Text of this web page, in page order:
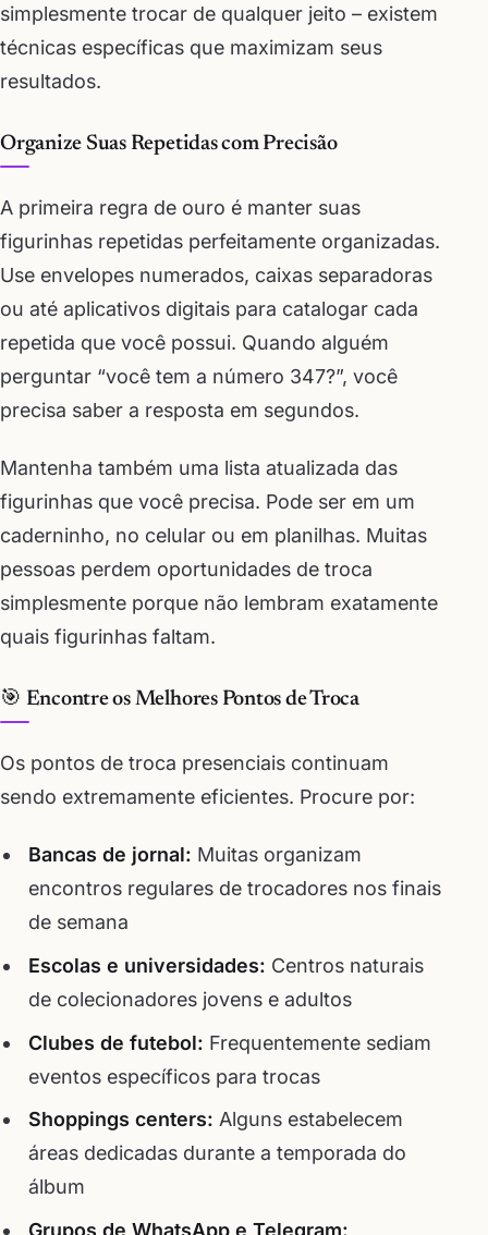
simplesmente trocar de qualquer jeito – existem
técnicas específicas que maximizam seus
resultados.
Organize Suas Repetidas com Precisão
A primeira regra de ouro é manter suas
figurinhas repetidas perfeitamente organizadas.
Use envelopes numerados, caixas separadoras
ou até aplicativos digitais para catalogar cada
repetida que você possui. Quando alguém
perguntar “você tem a número 347?”, você
precisa saber a resposta em segundos.
Mantenha também uma lista atualizada das
figurinhas que você precisa. Pode ser em um
caderninho, no celular ou em planilhas. Muitas
pessoas perdem oportunidades de troca
simplesmente porque não lembram exatamente
quais figurinhas faltam.
🎯 Encontre os Melhores Pontos de Troca
Os pontos de troca presenciais continuam
sendo extremamente eficientes. Procure por:
Bancas de jornal: Muitas organizam
encontros regulares de trocadores nos finais
de semana
Escolas e universidades: Centros naturais
de colecionadores jovens e adultos
Clubes de futebol: Frequentemente sediam
eventos específicos para trocas
Shoppings centers: Alguns estabelecem
áreas dedicadas durante a temporada do
álbum
Grupos de WhatsApp e Telegram: